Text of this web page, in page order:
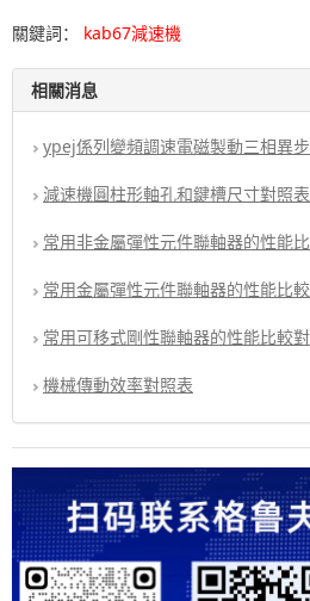
關鍵詞： kab67減速機
相關消息
ypej係列變頻調速電磁製動三相異
減速機圓柱形軸孔和鍵槽尺寸對照表
常用非金屬彈性元件聯軸器的性能
常用金屬彈性元件聯軸器的性能比
常用可移式剛性聯軸器的性能比較
機械傳動效率對照表